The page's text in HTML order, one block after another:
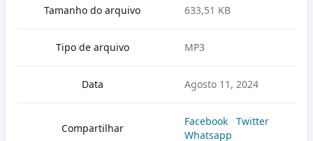
Tamanho do arquivo 633,51 KB
Tipo de arquivo MP3
Data Agosto 11, 2024
Compartilhar
Facebook
Twitter
Whatsapp